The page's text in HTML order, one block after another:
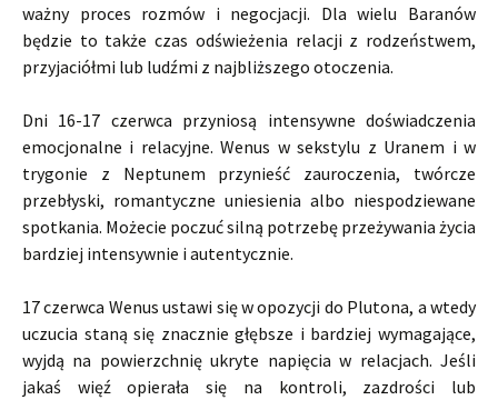
ważny proces rozmów i negocjacji. Dla wielu Baranów
będzie to także czas odświeżenia relacji z rodzeństwem,
przyjaciółmi lub ludźmi z najbliższego otoczenia.
Dni 16-17 czerwca przyniosą intensywne doświadczenia
emocjonalne i relacyjne. Wenus w sekstylu z Uranem i w
trygonie z Neptunem przynieść zauroczenia, twórcze
przebłyski, romantyczne uniesienia albo niespodziewane
spotkania. Możecie poczuć silną potrzebę przeżywania życia
bardziej intensywnie i autentycznie.
17 czerwca Wenus ustawi się w opozycji do Plutona, a wtedy
uczucia staną się znacznie głębsze i bardziej wymagające,
wyjdą na powierzchnię ukryte napięcia w relacjach. Jeśli
jakaś więź opierała się na kontroli, zazdrości lub